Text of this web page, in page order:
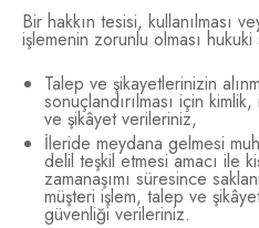
Bir hakkın tesisi, kullanılması
işlemenin zorunlu olması
Talep ve şikayetlerinizin
sonuçlandırılması için
ve şikâyet verileriniz,
İleride meydana gelmesi
delil teşkil etmesi amacı ile
zamanaşımı süresince
müşteri işlem, talep ve
güvenliği verileriniz.